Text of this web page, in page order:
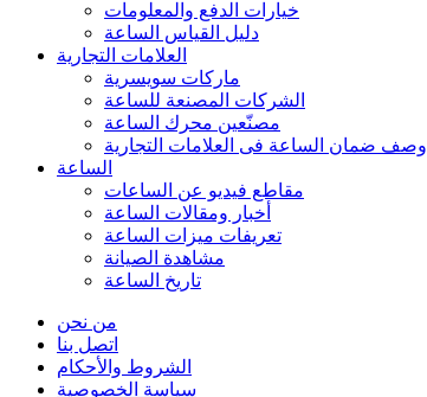
خيارات الدفع والمعلومات
دليل القياس الساعة
العلامات التجارية
ماركات سويسرية
الشركات المصنعة للساعة
مصنّعين محرك الساعة
وصف ضمان الساعة فی العلامات التجارية
الساعة
مقاطع فيديو عن الساعات
أخبار ومقالات الساعة
تعريفات ميزات الساعة
مشاهدة الصيانة
تاريخ الساعة
من نحن
اتصل بنا
الشروط والأحكام
سياسة الخصوصية